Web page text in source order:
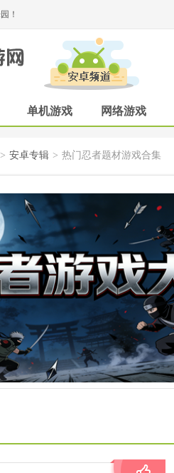
！
单机游戏 网络游戏
> 安卓专辑 > 热门忍者题材游戏合集